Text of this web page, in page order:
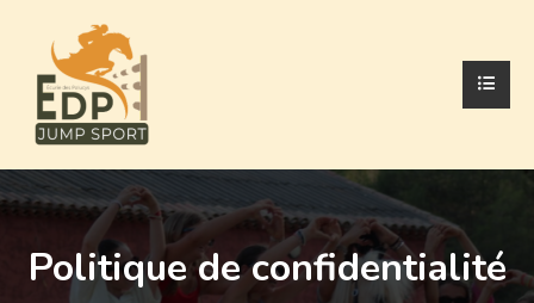
Politique de confidentialité